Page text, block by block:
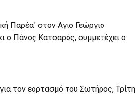
Παρέα" στον Αγιο Γεώργιο
ο Πάνος Κατσαρός, συμμετέχει ο
τον εορτασμό του Σωτήρος, Τρίτη